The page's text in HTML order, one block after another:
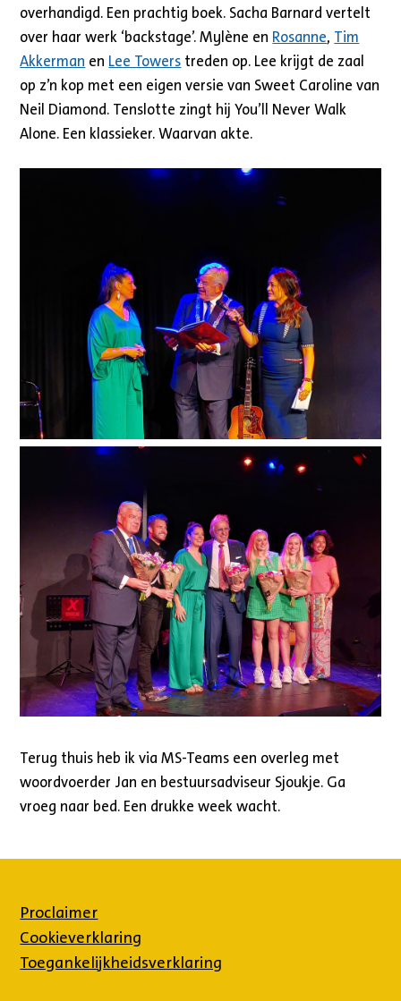
overhandigd. Een prachtig boek. Sacha Barnard vertelt
over haar werk ‘backstage’. Mylène en Rosanne, Tim
Akkerman en Lee Towers treden op. Lee krijgt de zaal
op z’n kop met een eigen versie van Sweet Caroline van
Neil Diamond. Tenslotte zingt hij You’ll Never Walk
Alone. Een klassieker. Waarvan akte.
Terug thuis heb ik via MS-Teams een overleg met
woordvoerder Jan en bestuursadviseur Sjoukje. Ga
vroeg naar bed. Een drukke week wacht.
Proclaimer
Cookieverklaring
Toegankelijkheidsverklaring